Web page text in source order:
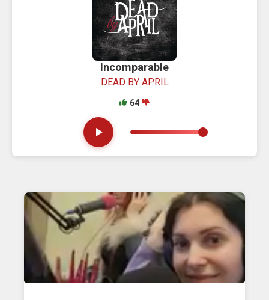
Incomparable
DEAD BY APRIL
64